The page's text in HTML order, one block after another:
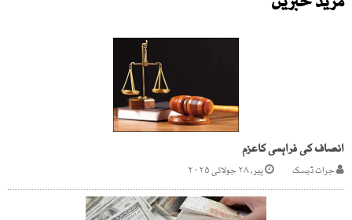
انصاف کی فراہمی کاعزم
جرات ڈیسک پیر, ۲۸ جولائی ۲۰۲۵